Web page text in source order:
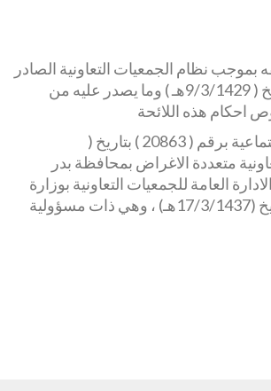
نظام الجمعيات التعاونية الصادر
بقرار مجلس الوزراء رقم ( 73 ) بتاريخ ( 9/3/1429هـ ) وما يصدر عليه من
احكام هذه اللائحة
وصدر قرار معالي وزير الشؤون الاجتماعية برقم ( 20863 ) بتاريخ (
التعاونية متعددة الاغراض بمحافظة بدر
العامة للجمعيات التعاونية بوزارة
الشؤون الاجتماعية برقم ( 270 ) بتاريخ (17/3/1437هـ) ، وهي ذات مسؤولية